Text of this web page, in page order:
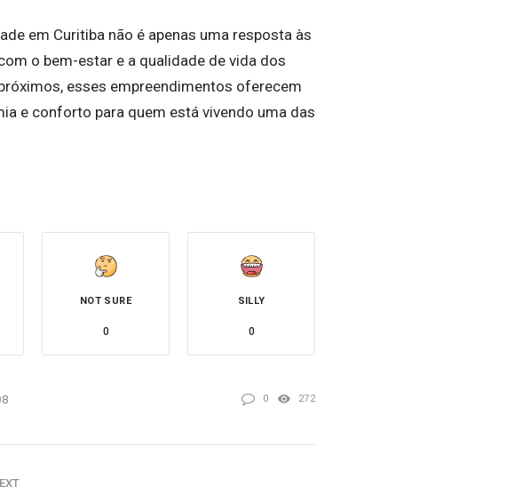
em Curitiba não é apenas uma resposta às
o bem-estar e a qualidade de vida dos
esses empreendimentos oferecem
e conforto para quem está vivendo uma das
NOT SURE
0
SILLY
0
0 272